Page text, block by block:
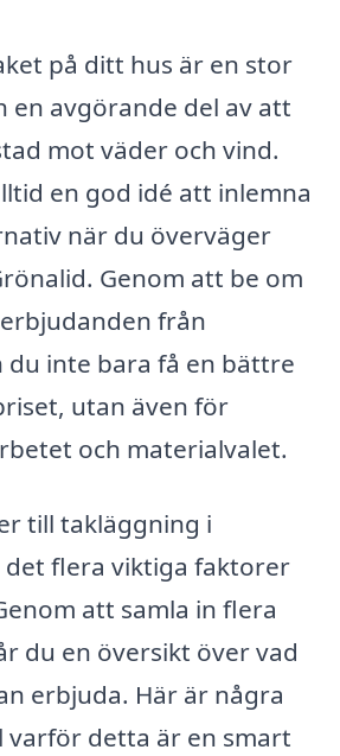
på ditt hus är en stor
en avgörande del av att
mot väder och vind.
en god idé att inlemna
när du överväger
Genom att be om
från
du inte bara få en bättre
utan även för
och materialvalet.
till takläggning i
det flera viktiga faktorer
att samla in flera
du en översikt över vad
erbjuda. Här är några
varför detta är en smart